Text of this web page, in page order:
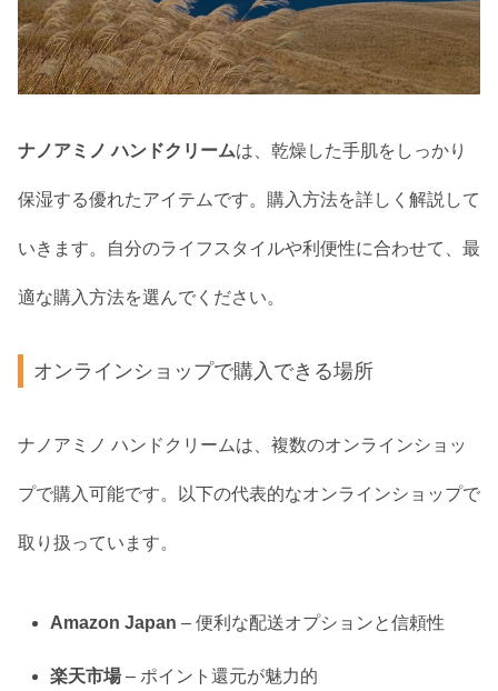
ナノアミノ ハンドクリームは、乾燥した手肌をしっかり
保湿する優れたアイテムです。購入方法を詳しく解説して
いきます。自分のライフスタイルや利便性に合わせて、最
適な購入方法を選んでください。
オンラインショップで購入できる場所
ナノアミノ ハンドクリームは、複数のオンラインショッ
プで購入可能です。以下の代表的なオンラインショップで
取り扱っています。
Amazon Japan – 便利な配送オプションと信頼性
楽天市場– ポイント還元が魅力的